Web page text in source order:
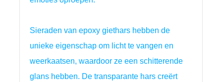
Sieraden van epoxy giethars hebben de
unieke eigenschap om licht te vangen en
weerkaatsen, waardoor ze een schitterende
glans hebben. De transparante hars creërt